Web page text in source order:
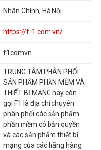
Nhân Chính, Hà Nội
https://f-1.com.vn/
f1comvn
TRUNG TÂM PHÂN PHỐI
SẢN PHẨM PHẦN MỀM VÀ
THIẾT BỊ MẠNG hay còn
gọi F1 là địa chỉ chuyên
phân phối các sản phẩm
phần mềm có bản quyền
và các sản phẩm thiết bị
mạng của các hãng hàng